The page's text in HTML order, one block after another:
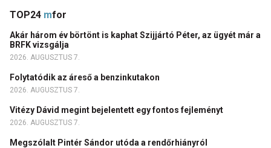
TOP24 mfor
Akár három év börtönt is kaphat Szijjártó Péter, az ügyét már a
BRFK vizsgálja
2026. AUGUSZTUS 7.
Folytatódik az áreső a benzinkutakon
2026. AUGUSZTUS 7.
Vitézy Dávid megint bejelentett egy fontos fejleményt
2026. AUGUSZTUS 7.
Megszólalt Pintér Sándor utóda a rendőrhiányról